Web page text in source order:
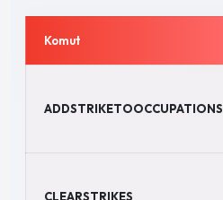
Komut
ADDSTRIKETOOCCUPATIONS
CLEARSTRIKES